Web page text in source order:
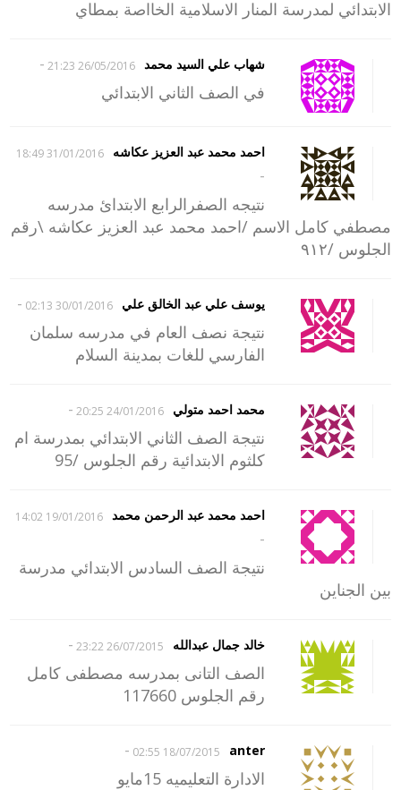
الابتدائي لمدرسة المنار الاسلامية الخااصة بمطاي
شهاب علي السيد محمد 26/05/2016 21:23
-
في الصف الثاني الابتدائي
احمد محمد عبد العزيز عكاشه 31/01/2016 18:49
-
نتيجه الصفرالرابع الابتدائ مدرسه
مصطفي كامل الاسم /احمد محمد عبد العزيز عكاشه \رقم
الجلوس /٩١٢
يوسف علي عبد الخالق علي 30/01/2016 02:13
-
نتيجة نصف العام في مدرسه سلمان
الفارسي للغات بمدينة السلام
محمد احمد متولي 24/01/2016 20:25
-
نتيجة الصف الثاني الابتدائي بمدرسة ام
كلثوم الابتدائية رقم الجلوس /95
احمد محمد عبد الرحمن محمد 19/01/2016 14:02
-
نتيجة الصف السادس الابتدائي مدرسة
بين الجناين
خالد جمال عبدالله 26/07/2015 23:22
-
الصف التانى بمدرسه مصطفى كامل
رقم الجلوس 117660
anter
18/07/2015 02:55
-
الادارة التعليميه 15مايو